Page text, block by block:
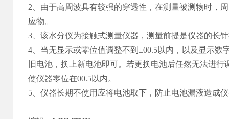
2、 由于高周波具有较强的穿透性，在测量被测物时，
应物。
3、 该水分仪为接触式测量仪器，测量前提是仪器的长
4、 当无显示或零位值调整不到±00.5以内，以及显示
旧电池，换上新电池即可。若更换电池后任然无法进
使仪器零位在00.5以内。
5、仪器长期不使用应将电池取下，防止电池漏液造成